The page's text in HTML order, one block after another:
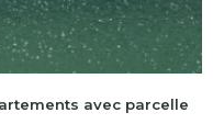
avec parcelle